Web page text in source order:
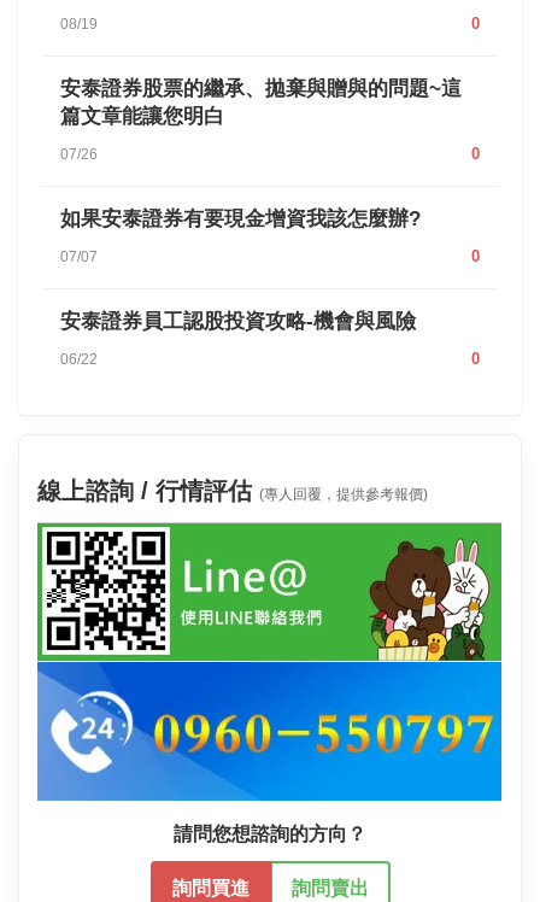
08/19 0
安泰證券股票的繼承、拋棄與贈與的問題~這
篇文章能讓您明白
07/26 0
如果安泰證券有要現金增資我該怎麼辦?
07/07 0
安泰證券員工認股投資攻略-機會與風險
06/22 0
線上諮詢 / 行情評估 (專人回覆，提供參考報價)
請問您想諮詢的方向？
詢問買進 詢問賣出